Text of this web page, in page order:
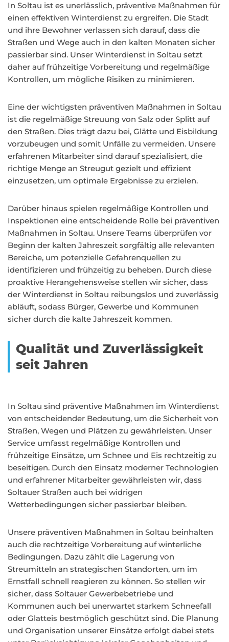
In Soltau ist es unerlässlich, präventive Maßnahmen für
einen effektiven Winterdienst zu ergreifen. Die Stadt
und ihre Bewohner verlassen sich darauf, dass die
Straßen und Wege auch in den kalten Monaten sicher
passierbar sind. Unser Winterdienst in Soltau setzt
daher auf frühzeitige Vorbereitung und regelmäßige
Kontrollen, um mögliche Risiken zu minimieren.
Eine der wichtigsten präventiven Maßnahmen in Soltau
ist die regelmäßige Streuung von Salz oder Splitt auf
den Straßen. Dies trägt dazu bei, Glätte und Eisbildung
vorzubeugen und somit Unfälle zu vermeiden. Unsere
erfahrenen Mitarbeiter sind darauf spezialisiert, die
richtige Menge an Streugut gezielt und effizient
einzusetzen, um optimale Ergebnisse zu erzielen.
Darüber hinaus spielen regelmäßige Kontrollen und
Inspektionen eine entscheidende Rolle bei präventiven
Maßnahmen in Soltau. Unsere Teams überprüfen vor
Beginn der kalten Jahreszeit sorgfältig alle relevanten
Bereiche, um potenzielle Gefahrenquellen zu
identifizieren und frühzeitig zu beheben. Durch diese
proaktive Herangehensweise stellen wir sicher, dass
der Winterdienst in Soltau reibungslos und zuverlässig
abläuft, sodass Bürger, Gewerbe und Kommunen
sicher durch die kalte Jahreszeit kommen.
Qualität und Zuverlässigkeit
seit Jahren
In Soltau sind präventive Maßnahmen im Winterdienst
von entscheidender Bedeutung, um die Sicherheit von
Straßen, Wegen und Plätzen zu gewährleisten. Unser
Service umfasst regelmäßige Kontrollen und
frühzeitige Einsätze, um Schnee und Eis rechtzeitig zu
beseitigen. Durch den Einsatz moderner Technologien
und erfahrener Mitarbeiter gewährleisten wir, dass
Soltauer Straßen auch bei widrigen
Wetterbedingungen sicher passierbar bleiben.
Unsere präventiven Maßnahmen in Soltau beinhalten
auch die rechtzeitige Vorbereitung auf winterliche
Bedingungen. Dazu zählt die Lagerung von
Streumitteln an strategischen Standorten, um im
Ernstfall schnell reagieren zu können. So stellen wir
sicher, dass Soltauer Gewerbebetriebe und
Kommunen auch bei unerwartet starkem Schneefall
oder Glatteis bestmöglich geschützt sind. Die Planung
und Organisation unserer Einsätze erfolgt dabei stets